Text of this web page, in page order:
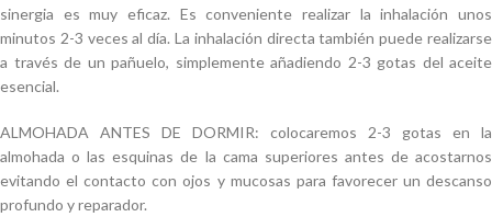
sinergia es muy eficaz. Es conveniente realizar la inhalación unos
minutos 2-3 veces al día. La inhalación directa también puede realizarse
a través de un pañuelo, simplemente añadiendo 2-3 gotas del aceite
esencial.
ALMOHADA ANTES DE DORMIR: colocaremos 2-3 gotas en la
almohada o las esquinas de la cama superiores antes de acostarnos
evitando el contacto con ojos y mucosas para favorecer un descanso
profundo y reparador.